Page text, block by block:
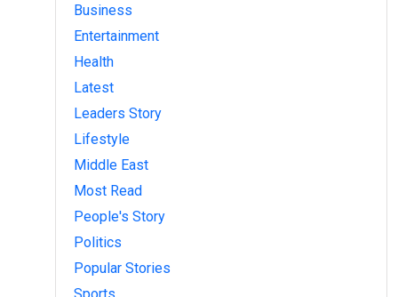
Business
Entertainment
Health
Latest
Leaders Story
Lifestyle
Middle East
Most Read
People's Story
Politics
Popular Stories